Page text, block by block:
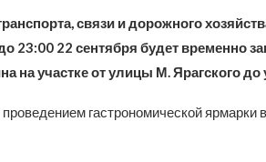
связи и дорожного
23:00 22 сентября будет временно
на участке от улицы М. Ярагского
гастрономической ярмарки